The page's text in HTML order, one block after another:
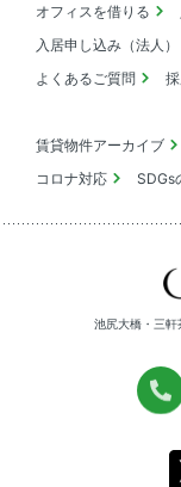
オフィスを借りる
入居申し込み（法人）
よくあるご質問
賃貸物件アーカイブ
コロナ対応
SDGs
池尻大橋・三軒